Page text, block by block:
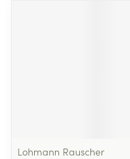
Lohmann Rauscher